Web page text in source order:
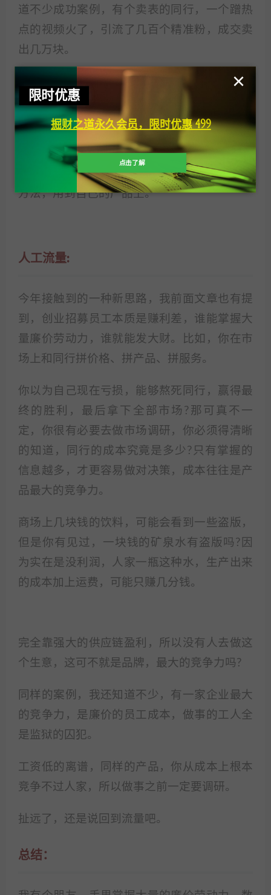
道不少成功案例，有个卖表的同行，一个蹭热
点的视频火了，引流了几百个精准粉，成交卖
出几万块。
此事并不只是理论，成功案例真的太多了，都
来源于我所接触到的信息，接触的各种玩法多
了，自然懂得很多玩法。
这只是讲的卖手表案例，实际每个人的产品并
不一样，但思路是相通的，你们也完全可以把
方法，用到自己的产品上。
人工流量:
今年接触到的一种新思路，我前面文章也有提
到，创业招募员工本质是赚利差，谁能掌握大
量廉价劳动力，谁就能发大财。比如，你在市
场上和同行拼价格、拼产品、拼服务。
你以为自己现在亏损，能够熬死同行，赢得最
终的胜利，最后拿下全部市场?那可真不一
定，你很有必要去做市场调研，你必须得清晰
的知道，同行的成本究竟是多少?只有掌握的
信息越多，才更容易做对决策，成本往往是产
品最大的竞争力。
商场上几块钱的饮料，可能会看到一些盗版，
但是你有见过，一块钱的矿泉水有盗版吗?因
为实在是没利润，人家一瓶这种水，生产出来
的成本加上运费，可能只赚几分钱。
完全靠强大的供应链盈利，所以没有人去做这
个生意，这可不就是品牌，最大的竞争力吗?
同样的案例，我还知道不少，有一家企业最大
的竞争力，是廉价的员工成本，做事的工人全
是监狱的囚犯。
工资低的离谱，同样的产品，你从成本上根本
竞争不过人家，所以做事之前一定要调研。
扯远了，还是说回到流量吧。
总结：
限时优惠
掘财之道永久会员，限时优惠 499
点击了解
×